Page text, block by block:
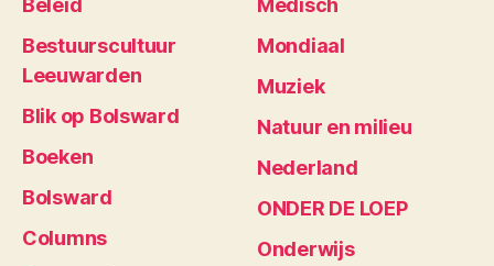
Beleid
Bestuurscultuur
Leeuwarden
Blik op Bolsward
Boeken
Bolsward
Columns
Medisch
Mondiaal
Muziek
Natuur en milieu
Nederland
ONDER DE LOEP
Onderwijs